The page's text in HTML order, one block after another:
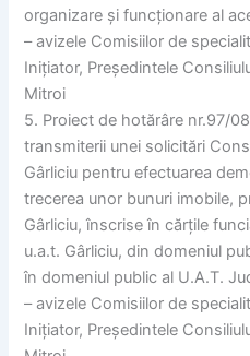
organizare și funcționare al
– avizele Comisiilor de
Inițiator, Președintele
Mitroi
5. Proiect de hotărâre nr.97/
transmiterii unei solicitări
Gârliciu pentru efectuarea
trecerea unor bunuri imobile,
Gârliciu, înscrise în cărțile
u.a.t. Gârliciu, din domeniul
în domeniul public al U.A.T.
– avizele Comisiilor de
Inițiator, Președintele